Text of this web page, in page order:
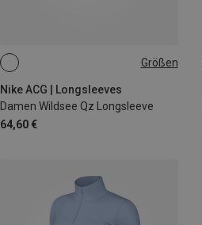
Größen
Nike ACG | Longsleeves
Damen Wildsee Qz Longsleeve
64,60 €
XS